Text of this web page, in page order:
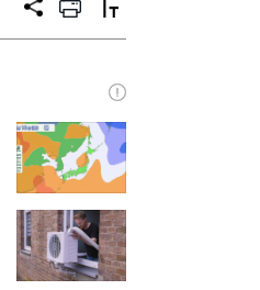
공
프
트
텍
트